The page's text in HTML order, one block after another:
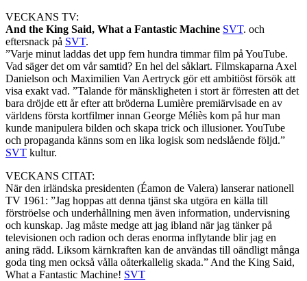
VECKANS TV:
And the King Said, What a Fantastic Machine SVT. och
eftersnack på SVT.
”Varje minut laddas det upp fem hundra timmar film på YouTube.
Vad säger det om vår samtid? En hel del såklart. Filmskaparna Axel
Danielson och Maximilien Van Aertryck gör ett ambitiöst försök att
visa exakt vad. ”Talande för mänskligheten i stort är förresten att det
bara dröjde ett år efter att bröderna Lumière premiärvisade en av
världens första kortfilmer innan George Méliès kom på hur man
kunde manipulera bilden och skapa trick och illusioner. YouTube
och propaganda känns som en lika logisk som nedslående följd.”
SVT kultur.
VECKANS CITAT:
När den irländska presidenten (Éamon de Valera) lanserar nationell
TV 1961: ”Jag hoppas att denna tjänst ska utgöra en källa till
förströelse och underhållning men även information, undervisning
och kunskap. Jag måste medge att jag ibland när jag tänker på
televisionen och radion och deras enorma inflytande blir jag en
aning rädd. Liksom kärnkraften kan de användas till oändligt många
goda ting men också vålla oåterkallelig skada.” And the King Said,
What a Fantastic Machine! SVT